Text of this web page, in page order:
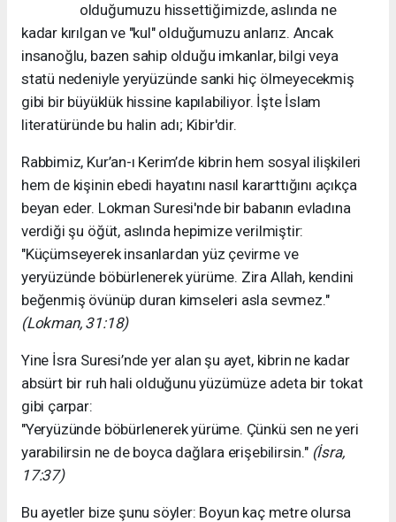
olduğumuzu hissettiğimizde, aslında ne
kadar kırılgan ve "kul" olduğumuzu anlarız. Ancak
insanoğlu, bazen sahip olduğu imkanlar, bilgi veya
statü nedeniyle yeryüzünde sanki hiç ölmeyecekmiş
gibi bir büyüklük hissine kapılabiliyor. İşte İslam
literatüründe bu halin adı; Kibir'dir.
​Rabbimiz, Kur’an-ı Kerim’de kibrin hem sosyal ilişkileri
hem de kişinin ebedi hayatını nasıl kararttığını açıkça
beyan eder. Lokman Suresi'nde bir babanın evladına
verdiği şu öğüt, aslında hepimize verilmiştir:
​"Küçümseyerek insanlardan yüz çevirme ve
yeryüzünde böbürlenerek yürüme. Zira Allah, kendini
beğenmiş övünüp duran kimseleri asla sevmez."
(Lokman, 31:18)
​Yine İsra Suresi’nde yer alan şu ayet, kibrin ne kadar
absürt bir ruh hali olduğunu yüzümüze adeta bir tokat
gibi çarpar:
​"Yeryüzünde böbürlenerek yürüme. Çünkü sen ne yeri
yarabilirsin ne de boyca dağlara erişebilirsin." (İsra,
17:37)
​Bu ayetler bize şunu söyler: Boyun kaç metre olursa